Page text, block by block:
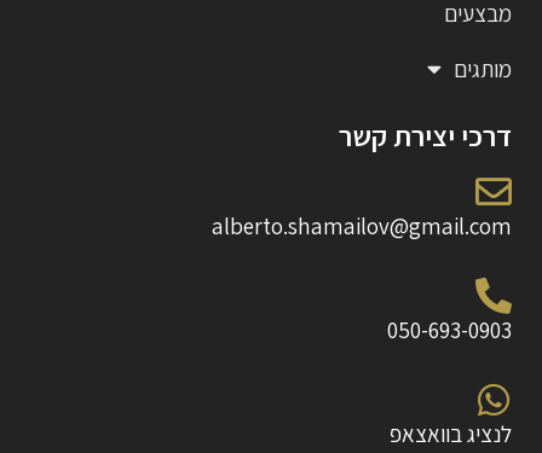
מבצעים
מותגים
דרכי יצירת קשר
alberto.shamailov@gmail.com
050-693-0903
לנציג בוואצאפ